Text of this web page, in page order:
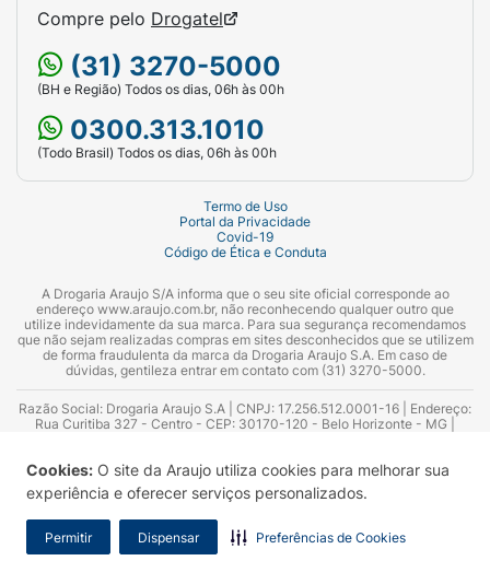
Cookies: O site da Araujo utiliza cookies para melhorar sua
experiência e oferecer serviços personalizados.
Permitir Dispensar Preferências de Cookies
Compre pelo Drogatel
(31) 3270-5000
(BH e Região) Todos os dias, 06h às 00h
0300.313.1010
(Todo Brasil) Todos os dias, 06h às 00h
Termo de Uso
Portal da Privacidade
Covid-19
Código de Ética e Conduta
A Drogaria Araujo S/A informa que o seu site oficial corresponde ao
endereço www.araujo.com.br, não reconhecendo qualquer outro que
utilize indevidamente da sua marca. Para sua segurança recomendamos
que não sejam realizadas compras em sites desconhecidos que se utilizem
de forma fraudulenta da marca da Drogaria Araujo S.A. Em caso de
dúvidas, gentileza entrar em contato com (31) 3270-5000.
Razão Social: Drogaria Araujo S.A | CNPJ: 17.256.512.0001-16 | Endereço:
Rua Curitiba 327 - Centro - CEP: 30170-120 - Belo Horizonte - MG |
Azevedo Guimarães – CRF 10.965 | Yasmin Silva Alvarenga – CRF 52.584 -
Consultor substituto: Thiago Aguiar Pinheiro - CRF Nº 13.748. Alvará
Sanitário: 2025020713 | Autorização de Funcionamento da Empresa (AFE):